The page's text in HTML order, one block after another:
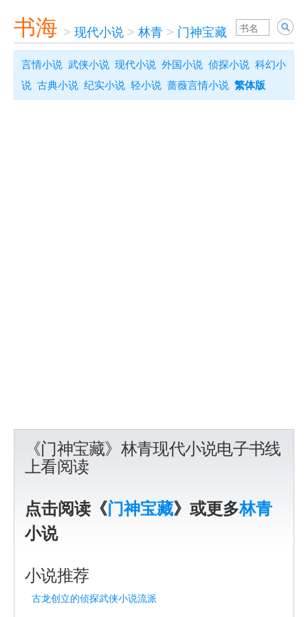
书海 > 现代小说 > 林青 > 门神宝藏
言情小说 武侠小说 现代小说 外国小说 侦探小说 科幻小
说 古典小说 纪实小说 轻小说 蔷薇言情小说 繁体版
《门神宝藏》林青现代小说电子书线
上看阅读
点击阅读《门神宝藏》或更多林青
小说
小说推荐
古龙创立的侦探武侠小说流派